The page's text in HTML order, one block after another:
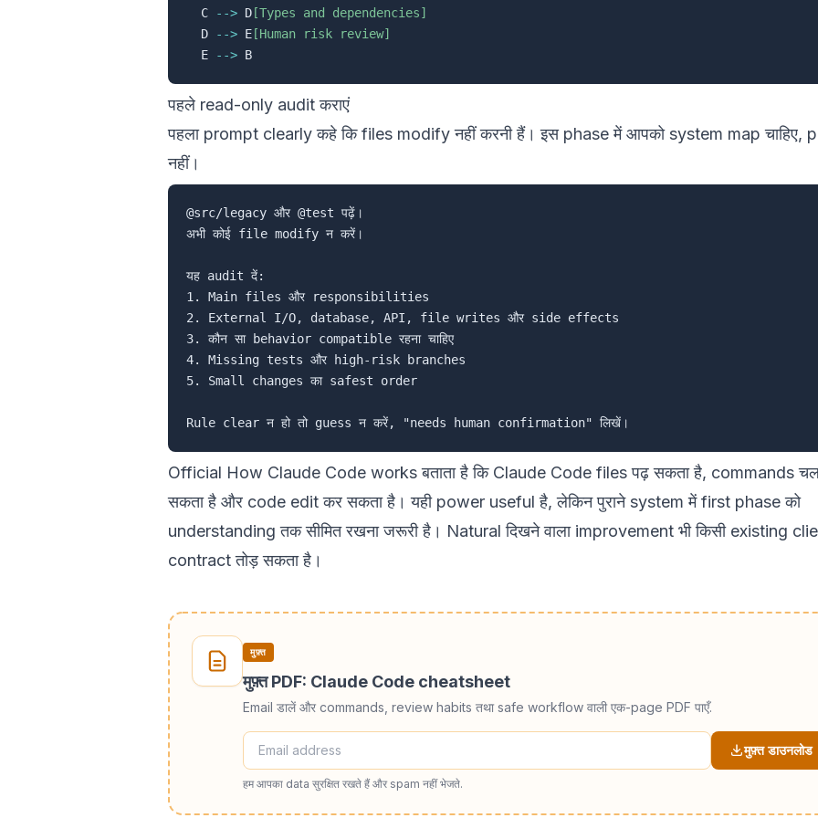
  C
--> D [Types and dependencies]
  D
--> E [Human risk review]
  E
-->
पहले read-only audit कराएं
पहला prompt clearly कहे कि files modify नहीं करनी हैं। इस phase में आपको system map चाहिए,
नहीं।
@src/legacy और @test पढ़ें।
अभी कोई file modify न करें।
यह audit दें:
1. Main files और responsibilities
2. External I/O, database, API, file writes और side effects
3. कौन सा behavior compatible रहना चाहिए
4. Missing tests और high-risk branches
5. Small changes का safest order
Official How Claude Code worksबताता है कि Claude Code files पढ़ सकता है, commands
सकता है और code edit कर सकता है। यही power useful है, लेकिन पुराने system में first phase को
understanding तक सीमित रखना जरूरी है। Natural दिखने वाला improvement भी किसी existing
contract तोड़ सकता है।
मुफ़्त
मुफ़्त PDF: Claude Code cheatsheet
Email डालें और commands, review habits तथा safe workflow वाली एक-page PDF पाएँ.
मुफ़्त डाउनलोड
हम आपका data सुरक्षित रखते हैं और spam नहीं भेजते.